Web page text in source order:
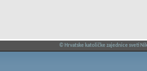
© Hrvatske katoličke zajednice sveti